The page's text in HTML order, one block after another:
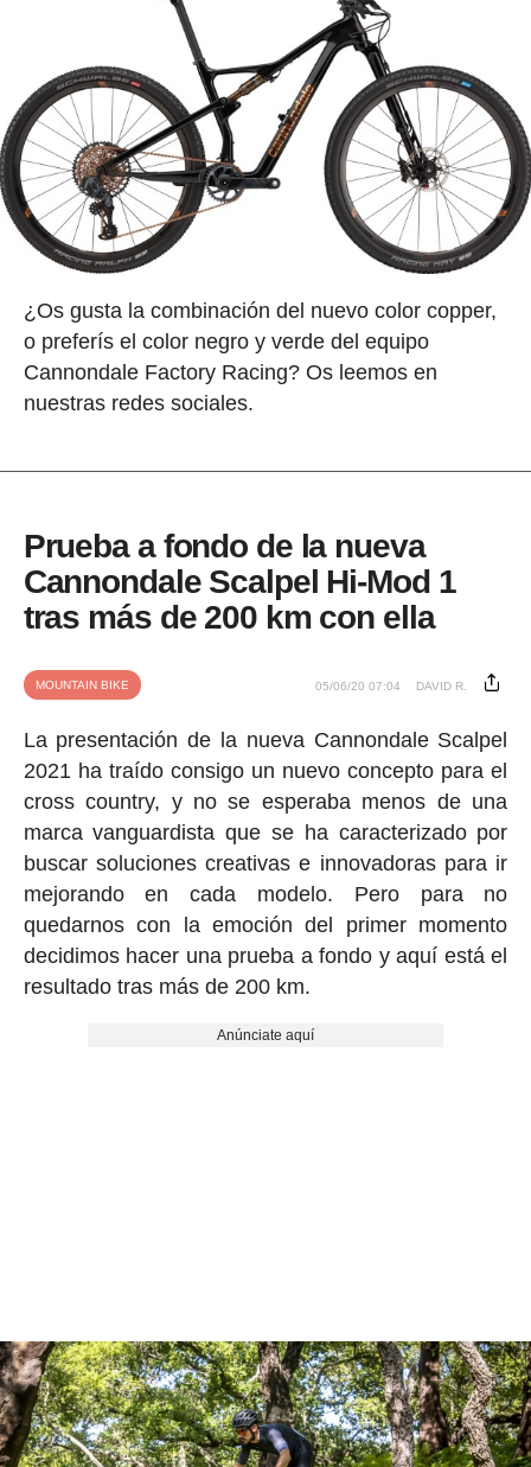
¿Os gusta la combinación del nuevo color copper,
o preferís el color negro y verde del equipo
Cannondale Factory Racing? Os leemos en
nuestras redes sociales.
Prueba a fondo de la nueva
Cannondale Scalpel Hi-Mod 1
tras más de 200 km con ella
MOUNTAIN BIKE 05/06/20 07:04 DAVID R.
La presentación de la nueva Cannondale Scalpel
2021 ha traído consigo un nuevo concepto para el
cross country, y no se esperaba menos de una
marca vanguardista que se ha caracterizado por
buscar soluciones creativas e innovadoras para ir
mejorando en cada modelo. Pero para no
quedarnos con la emoción del primer momento
decidimos hacer una prueba a fondo y aquí está el
resultado tras más de 200 km.
Anúnciate aquí